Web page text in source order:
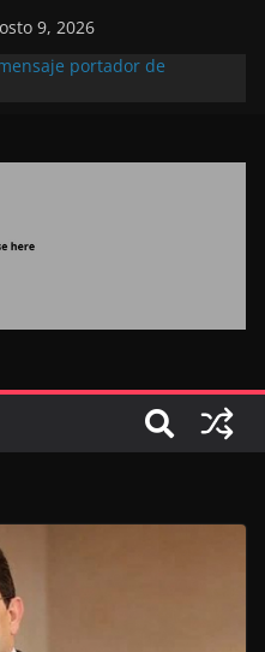
9, 2026
portador de
de los grandes proyectos de
visión estratégica
la posición de Marruecos
competitiva (politólogo